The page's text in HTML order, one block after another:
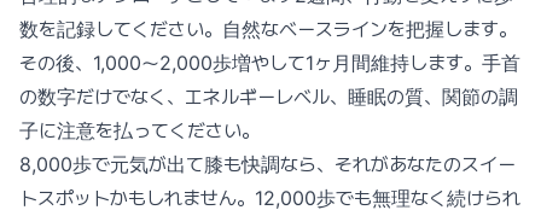
数を記録してください。自然なベースラインを把握します。
その後、1,000〜2,000歩増やして1ヶ月間維持します。手首
の数字だけでなく、エネルギーレベル、睡眠の質、関節の調
子に注意を払ってください。
8,000歩で元気が出て膝も快調なら、それがあなたのスイー
トスポットかもしれません。12,000歩でも無理なく続けられ